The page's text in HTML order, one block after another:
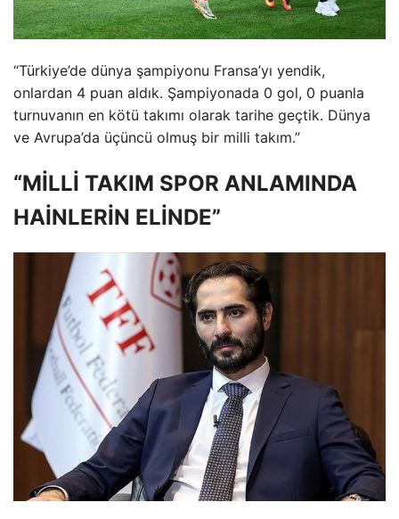
“Türkiye’de dünya şampiyonu Fransa’yı yendik,
onlardan 4 puan aldık. Şampiyonada 0 gol, 0 puanla
turnuvanın en kötü takımı olarak tarihe geçtik. Dünya
ve Avrupa’da üçüncü olmuş bir milli takım.”
“MİLLİ TAKIM SPOR ANLAMINDA
HAİNLERİN ELİNDE”